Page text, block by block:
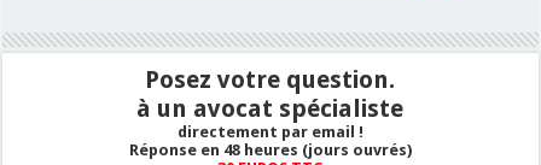
Posez votre question.
à un avocat spécialiste
directement par email !
Réponse en 48 heures (jours ouvrés)